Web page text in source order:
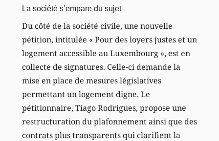
La société s’empare du sujet
Du côté de la société civile, une nouvelle
pétition, intitulée « Pour des loyers justes et un
logement accessible au Luxembourg », est en
collecte de signatures. Celle-ci demande la
mise en place de mesures législatives
permettant un logement digne. Le
pétitionnaire, Tiago Rodrigues, propose une
restructuration du plafonnement ainsi que des
contrats plus transparents qui clarifient la